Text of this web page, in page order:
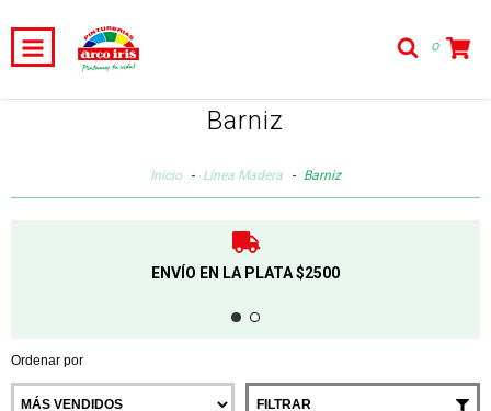
0
Barniz
Inicio - Línea Madera - Barniz
ENVÍO EN LA PLATA $2500
Ordenar por
FILTRAR